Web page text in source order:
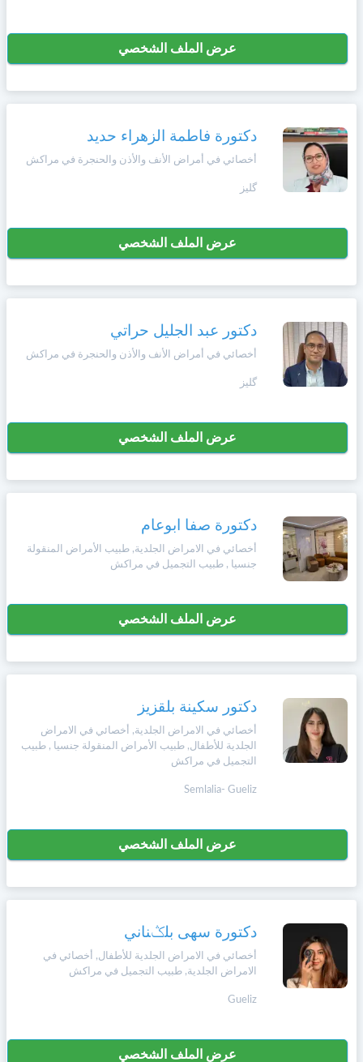
عرض الملف الشخصي
دكتورة فاطمة الزهراء حديد
أخصائي في أمراض الأنف والأذن والحنجرة في مراكش
گليز
عرض الملف الشخصي
دكتور عبد الجليل حراتي
أخصائي في أمراض الأنف والأذن والحنجرة في مراكش
گليز
عرض الملف الشخصي
دكتورة صفا ابوعام
أخصائي في الامراض الجلدية, طبيب الأمراض المنقولة
جنسيا , طبيب التجميل في مراكش
عرض الملف الشخصي
دكتور سكينة بلقزيز
أخصائي في الامراض الجلدية, أخصائي في الامراض
الجلدية للأطفال, طبيب الأمراض المنقولة جنسيا , طبيب
التجميل في مراكش
Semlalia- Gueliz
عرض الملف الشخصي
دكتورة سهى بلݣناني
أخصائي في الامراض الجلدية للأطفال, أخصائي في
الامراض الجلدية, طبيب التجميل في مراكش
Gueliz
عرض الملف الشخصي